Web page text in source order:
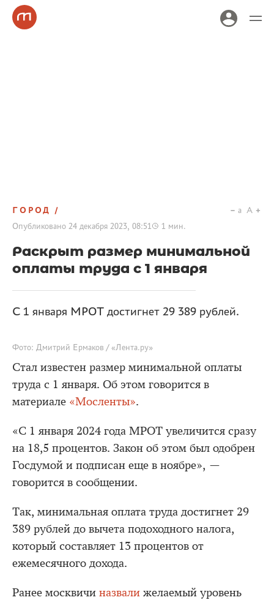
ГОРОД
Опубликовано 24 декабря 2023, 08:51 1 мин.
a A
Раскрыт размер минимальной
оплаты труда с 1 января
С 1 января МРОТ достигнет 29 389 рублей.
Фото: Дмитрий Ермаков / «Лента.ру»
Стал известен размер минимальной оплаты
труда с 1 января. Об этом говорится в
материале «Мосленты».
«С 1 января 2024 года МРОТ увеличится сразу
на 18,5 процентов. Закон об этом был одобрен
Госдумой и подписан еще в ноябре», —
говорится в сообщении.
Так, минимальная оплата труда достигнет 29
389 рублей до вычета подоходного налога,
который составляет 13 процентов от
ежемесячного дохода.
Ранее москвичи назвали желаемый уровень